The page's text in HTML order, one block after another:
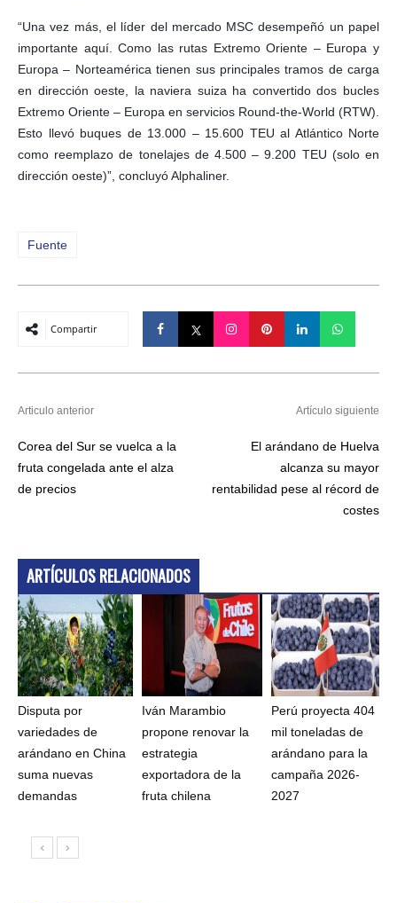
“Una vez más, el líder del mercado MSC desempeñó un papel
importante aquí. Como las rutas Extremo Oriente – Europa y
Europa – Norteamérica tienen sus principales tramos de carga
en dirección oeste, la naviera suiza ha convertido dos bucles
Extremo Oriente – Europa en servicios Round-the-World (RTW).
Esto llevó buques de 13.000 – 15.600 TEU al Atlántico Norte
como reemplazo de tonelajes de 4.500 – 9.200 TEU (solo en
dirección oeste)”, concluyó Alphaliner.
Fuente
Compartir
Articulo anterior
Corea del Sur se vuelca a la
fruta congelada ante el alza
de precios
Artículo siguiente
El arándano de Huelva
alcanza su mayor
rentabilidad pese al récord de
costes
ARTÍCULOS RELACIONADOS
Disputa por
variedades de
arándano en China
suma nuevas
demandas
Iván Marambio
propone renovar la
estrategia
exportadora de la
fruta chilena
Perú proyecta 404
mil toneladas de
arándano para la
campaña 2026-
2027